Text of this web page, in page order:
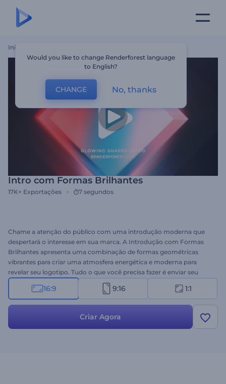
Início
Intro com Formas Brilhantes
17K+ Exportações 7 segundos
Chame a atenção do público com uma introdução moderna que
despertará o interesse em sua marca. A Introdução com Formas
Brilhantes apresenta uma combinação de formas geométricas
vibrantes para criar uma atmosfera energética e moderna para
revelar seu logotipo. Tudo o que você precisa fazer é enviar seu
logotipo, escrever seu slogan e aguardar alguns minutos para obter
sua introdução animada profissionalmente. Ideal para
apresentações corporativas, comerciais de TV e muito mais. Use
este template de vídeo fascinante para adicionar a quantidade
16:9 9:16 1:1
Criar Agora
Would you like to change Renderforest language
to English?
CHANGE No, thanks